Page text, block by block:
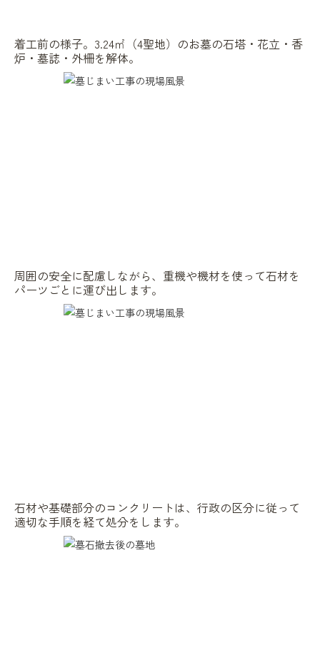
着工前の様子。3.24㎡（4聖地）のお墓の石塔・花立・香
炉・墓誌・外柵を解体。
周囲の安全に配慮しながら、重機や機材を使って石材を
パーツごとに運び出します。
石材や基礎部分のコンクリートは、行政の区分に従って
適切な手順を経て処分をします。